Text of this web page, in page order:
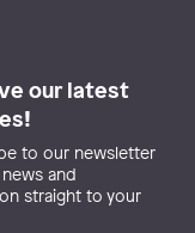
our latest
to our newsletter
and
straight to your